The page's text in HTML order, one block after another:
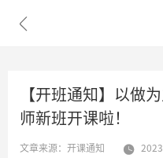

【开班通知】以做
师新班开课啦！
文章来源： 开课通知 